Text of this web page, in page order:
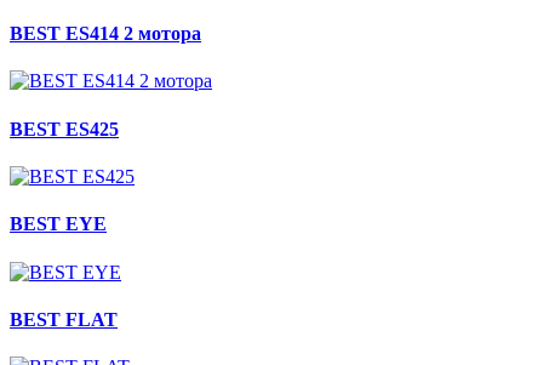
BEST ES414 2 мотора
BEST ES425
BEST EYE
BEST FLAT